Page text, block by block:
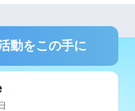
動をこの手に